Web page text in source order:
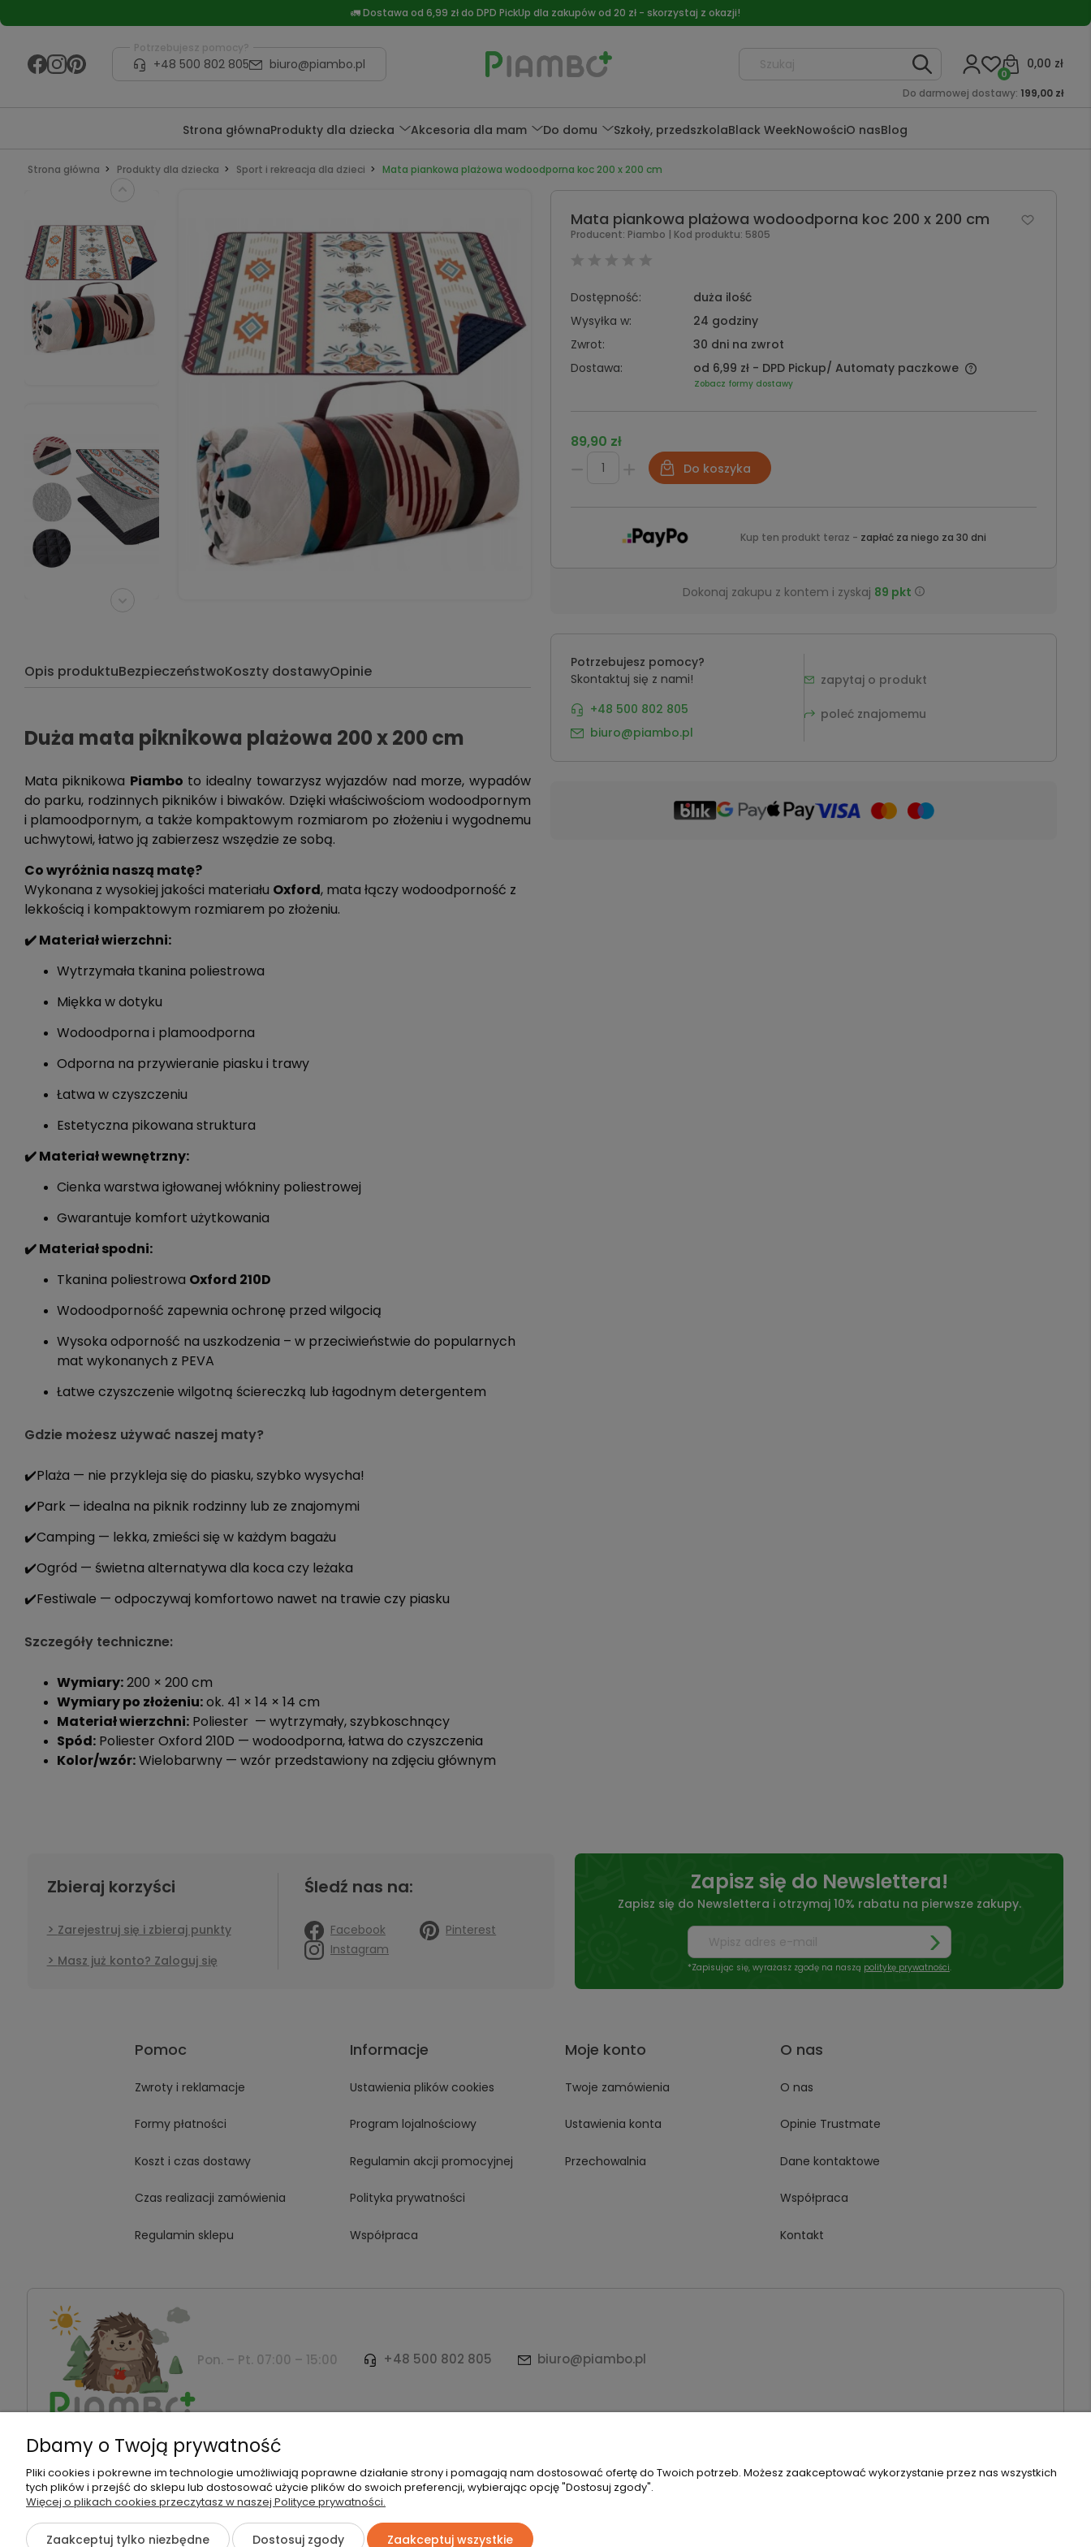
🚛 Dostawa od 6,99 zł do DPD PickUp dla zakupów od 20 zł - skorzystaj z okazji!
Potrzebujesz pomocy?
+48 500 802 805 biuro@piambo.pl
Do darmowej dostawy: 199,00 zł
0,00 zł
0
Strona głównaProdukty dla dziecka Akcesoria dla mam Do domu Szkoły, przedszkolaBlack WeekNowościO nasBlog
Strona główna Produkty dla dziecka Sport i rekreacja dla dzieci Mata piankowa plażowa wodoodporna koc 200 x 200 cm
Opis produktuBezpieczeństwoKoszty dostawyOpinie
Duża mata piknikowa plażowa 200 x 200 cm
Mata piknikowa Piambo to idealny towarzysz wyjazdów nad morze, wypadów
do parku, rodzinnych pikników i biwaków. Dzięki właściwościom wodoodpornym
i plamoodpornym, a także kompaktowym rozmiarom po złożeniu i wygodnemu
uchwytowi, łatwo ją zabierzesz wszędzie ze sobą.
Co wyróżnia naszą matę?
Wykonana z wysokiej jakości materiału Oxford, mata łączy wodoodporność z
lekkością i kompaktowym rozmiarem po złożeniu.
✔️ Materiał wierzchni:
Wytrzymała tkanina poliestrowa
Miękka w dotyku
Wodoodporna i plamoodporna
Odporna na przywieranie piasku i trawy
Łatwa w czyszczeniu
Estetyczna pikowana struktura
✔️ Materiał wewnętrzny:
Cienka warstwa igłowanej włókniny poliestrowej
Gwarantuje komfort użytkowania
✔️ Materiał spodni:
Tkanina poliestrowa Oxford 210D
Wodoodporność zapewnia ochronę przed wilgocią
Wysoka odporność na uszkodzenia – w przeciwieństwie do popularnych
mat wykonanych z PEVA
Łatwe czyszczenie wilgotną ściereczką lub łagodnym detergentem
Gdzie możesz używać naszej maty?
✔️Plaża — nie przykleja się do piasku, szybko wysycha!
✔️Park — idealna na piknik rodzinny lub ze znajomymi
✔️Camping — lekka, zmieści się w każdym bagażu
✔️Ogród — świetna alternatywa dla koca czy leżaka
✔️Festiwale — odpoczywaj komfortowo nawet na trawie czy piasku
Szczegóły techniczne:
Wymiary:200 × 200 cm
Wymiary po złożeniu:ok. 41 × 14 × 14 cm
Materiał wierzchni:Poliester — wytrzymały, szybkoschnący
Spód:Poliester Oxford 210D — wodoodporna, łatwa do czyszczenia
Kolor/wzór:Wielobarwny — wzór przedstawiony na zdjęciu głównym
Mata piankowa plażowa wodoodporna koc 200 x 200 cm
Producent: Piambo | Kod produktu: 5805
Dostępność:
duża ilość
Wysyłka w:
24 godziny
Zwrot:
30 dni na zwrot
Dostawa:
od 6,99 zł - DPD Pickup/ Automaty paczkowe
Zobacz formy dostawy
89,90 zł
Do koszyka
Kup ten produkt teraz - zapłać za niego za 30 dni
Dokonaj zakupu z kontem i zyskaj 89 pkt
Potrzebujesz pomocy?
Skontaktuj się z nami!
+48 500 802 805
biuro@piambo.pl
zapytaj o produkt
poleć znajomemu
Zbieraj korzyści
Zarejestruj się i zbieraj punkty
Masz już konto? Zaloguj się
Śledź nas na:
Facebook
Pinterest
Instagram
Zapisz się do Newslettera!
Zapisz się do Newslettera i otrzymaj 10% rabatu na pierwsze zakupy.
*Zapisując się, wyrażasz zgodę na naszą politykę prywatności.
Pomoc
Zwroty i reklamacje
Formy płatności
Koszt i czas dostawy
Czas realizacji zamówienia
Regulamin sklepu
Informacje
Ustawienia plików cookies
Program lojalnościowy
Regulamin akcji promocyjnej
Polityka prywatności
Współpraca
Moje konto
Twoje zamówienia
Ustawienia konta
Przechowalnia
O nas
O nas
Opinie Trustmate
Dane kontaktowe
Współpraca
Kontakt
Pon. – Pt. 07:00 – 15:00 +48 500 802 805 biuro@piambo.pl
Montanus | Piambo - akcesoria dla dzieci i niemowlaków | Łętownia 585, 34-242 Łętownia | NIP: 5521713745 | REGON: 122493940 | Email:
©2026 Wszelkie Prawa Zastrzeżone | Piambo
Sklep internetowy Shoper Premium
Dbamy o Twoją prywatność
Pliki cookies i pokrewne im technologie umożliwiają poprawne działanie strony i pomagają nam dostosować ofertę do Twoich potrzeb. Możesz zaakceptować wykorzystanie przez nas wszystkich
tych plików i przejść do sklepu lub dostosować użycie plików do swoich preferencji, wybierając opcję "Dostosuj zgody".
Więcej o plikach cookies przeczytasz w naszej Polityce prywatności.
Zaakceptuj tylko niezbędne Dostosuj zgody Zaakceptuj wszystkie